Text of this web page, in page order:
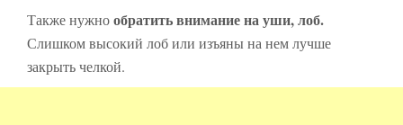
Также нужнообратить внимание на уши, лоб.
Слишком высокий лоб или изъяны на нем лучше
закрыть челкой.